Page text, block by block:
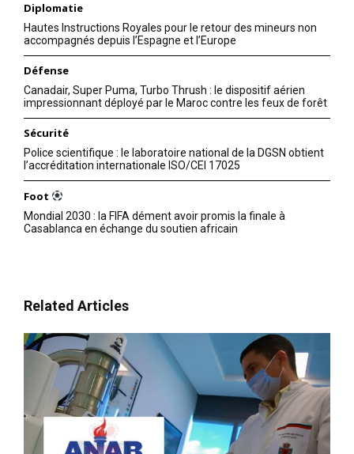
Diplomatie
Hautes Instructions Royales pour le retour des mineurs non
accompagnés depuis l’Espagne et l’Europe
Défense
Canadair, Super Puma, Turbo Thrush : le dispositif aérien
impressionnant déployé par le Maroc contre les feux de forêt
Sécurité
Police scientifique : le laboratoire national de la DGSN obtient
l’accréditation internationale ISO/CEI 17025
Foot
Mondial 2030 : la FIFA dément avoir promis la finale à
Casablanca en échange du soutien africain
Related Articles